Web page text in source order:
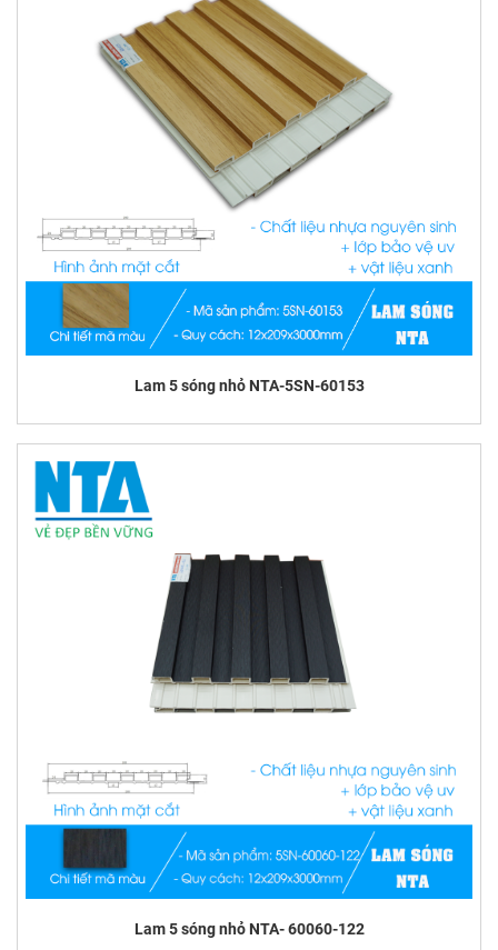
Lam 5 sóng nhỏ NTA-5SN-60153
Lam 5 sóng nhỏ NTA- 60060-122